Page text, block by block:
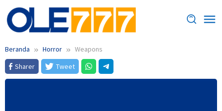
Loncat
ke
konten
Beranda Horror
Weapons
Sharer
Tweet